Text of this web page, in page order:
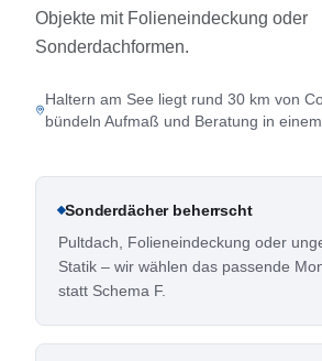
Objekte mit Folieneindeckung oder
Sonderdachformen.
Haltern am See liegt rund 30 km von
bündeln Aufmaß und Beratung in einem
Sonderdächer beherrscht
Pultdach, Folieneindeckung oder
Statik – wir wählen das passende
statt Schema F.